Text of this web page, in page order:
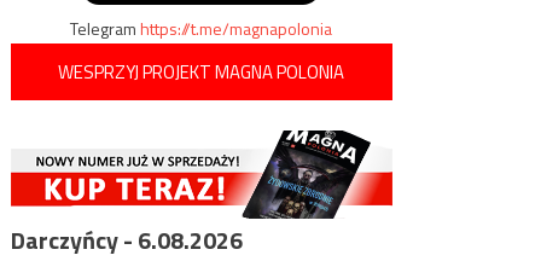
Telegramhttps://t.me/magnapolonia
WESPRZYJ PROJEKT MAGNA POLONIA
Darczyńcy - 6.08.2026